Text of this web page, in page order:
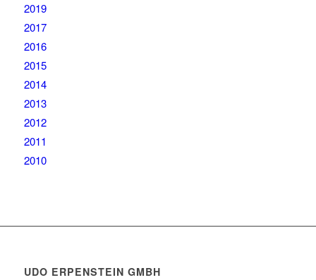
2019
2017
2016
2015
2014
2013
2012
2011
2010
UDO ERPENSTEIN GMBH